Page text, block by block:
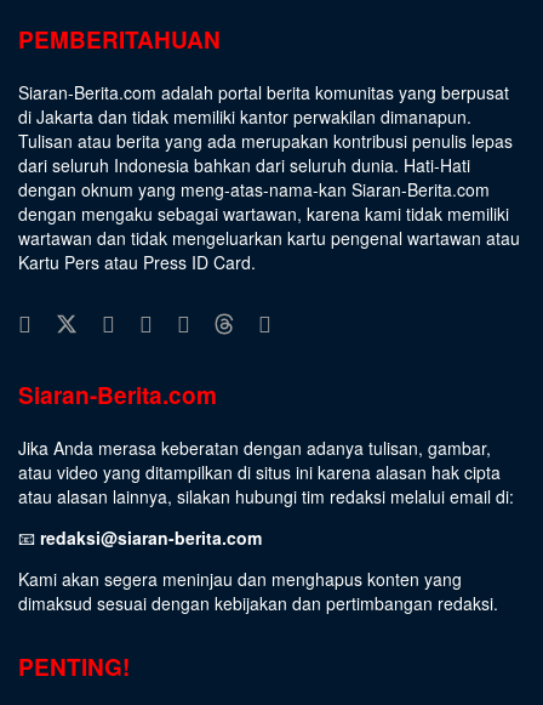
PEMBERITAHUAN
Siaran-Berita.com adalah portal berita komunitas yang berpusat
di Jakarta dan tidak memiliki kantor perwakilan dimanapun.
Tulisan atau berita yang ada merupakan kontribusi penulis lepas
dari seluruh Indonesia bahkan dari seluruh dunia. Hati-Hati
dengan oknum yang meng-atas-nama-kan Siaran-Berita.com
dengan mengaku sebagai wartawan, karena kami tidak memiliki
wartawan dan tidak mengeluarkan kartu pengenal wartawan atau
Kartu Pers atau Press ID Card.
Siaran-Berita.com
Jika Anda merasa keberatan dengan adanya tulisan, gambar,
atau video yang ditampilkan di situs ini karena alasan hak cipta
atau alasan lainnya, silakan hubungi tim redaksi melalui email di:
📧 redaksi@siaran-berita.com
Kami akan segera meninjau dan menghapus konten yang
dimaksud sesuai dengan kebijakan dan pertimbangan redaksi.
PENTING!